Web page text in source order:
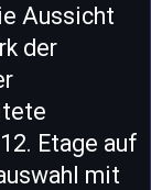
Aussicht
der
Etage auf
mit